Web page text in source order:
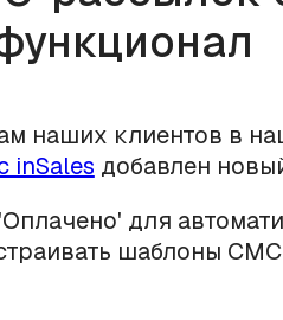
наших клиентов в
inSales добавлен
для
шаблоны СМС